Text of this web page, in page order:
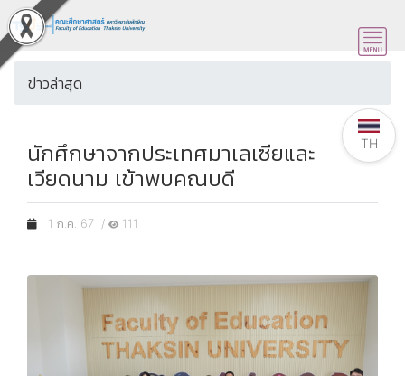
ข่าวล่าสุด
นักศึกษาจากประเทศมาเลเซียและ
เวียดนาม เข้าพบคณบดี
1 ก.ค. 67 / 111
TH